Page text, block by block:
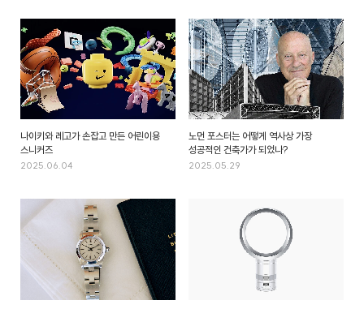
나이키와 레고가 손잡고 만든 어린이용
스니커즈
2025.06.04
노먼 포스터는 어떻게 역사상 가장
성공적인 건축가가 되었나?
2025.05.29